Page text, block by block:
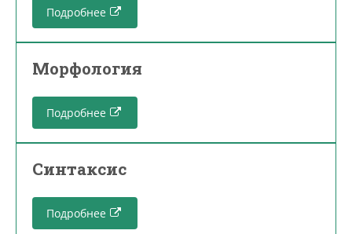
Подробнее
Морфология
Подробнее
Синтаксис
Подробнее